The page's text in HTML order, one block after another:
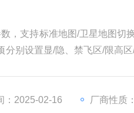
，支持标准地图/卫星地图切
分别设置显/隐、禁飞区/限高
：2025-02-16 厂商性质